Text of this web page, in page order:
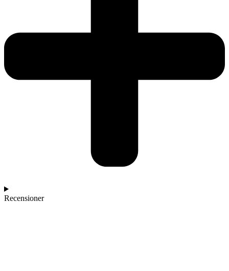
Recensioner